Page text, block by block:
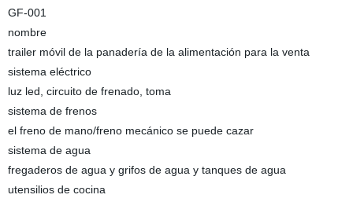
GF-001
nombre
trailer móvil de la panadería de la alimentación para la venta
sistema eléctrico
luz led, circuito de frenado, toma
sistema de frenos
el freno de mano/freno mecánico se puede cazar
sistema de agua
fregaderos de agua y grifos de agua y tanques de agua
utensilios de cocina